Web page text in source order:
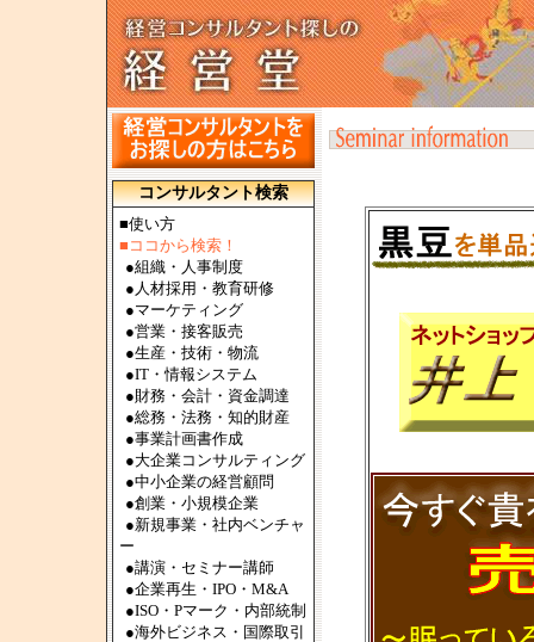
コンサルタント検索
■使い方
■ココから検索！
●組織・人事制度
● 人材採用・教育研修
●マーケティング
●営業・接客販売
●生産・技術・物流
●IT・情報システム
●財務・会計・資金調達
●総務・法務・知的財産
●事業計画書作成
●大企業コンサルティング
●中小企業の経営顧問
●創業・小規模企業
●新規事業・社内ベンチャ
ー
●講演・セミナー講師
●企業再生・IPO・M&A
●ISO・Pマーク・内部統制
●海外ビジネス・国際取引